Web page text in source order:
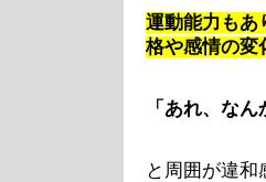
運動能力もあ
格や感情の変
「あれ、なん
と周囲が違